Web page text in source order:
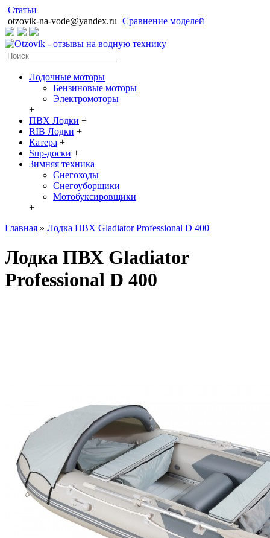
Статьи
otzovik-na-vode@yandex.ru Сравнение моделей
Лодочные моторы
Бензиновые моторы
Электромоторы
+
ПВХ Лодки +
RIB Лодки +
Катера +
Sup-доски +
Зимняя техника
Снегоходы
Cнегоуборщики
Мотобуксировщики
+
Главная » Лодка ПВХ Gladiator Professional D 400
Лодка ПВХ Gladiator
Professional D 400